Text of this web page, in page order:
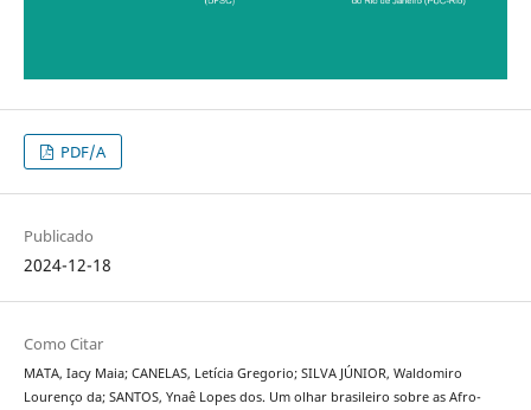
PDF/A
Publicado
2024-12-18
Como Citar
MATA, Iacy Maia; CANELAS, Letícia Gregorio; SILVA JÚNIOR, Waldomiro
Lourenço da; SANTOS, Ynaê Lopes dos. Um olhar brasileiro sobre as Afro-